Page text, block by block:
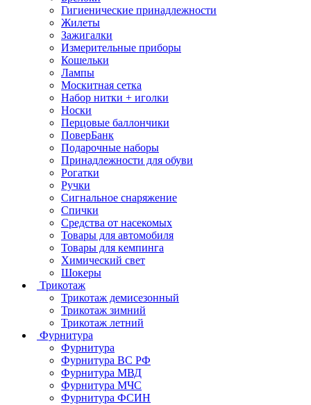
Гигиенические принадлежности
Жилеты
Зажигалки
Измерительные приборы
Кошельки
Лампы
Москитная сетка
Набор нитки + иголки
Носки
Перцовые баллончики
ПоверБанк
Подарочные наборы
Принадлежности для обуви
Рогатки
Ручки
Сигнальное снаряжение
Спички
Средства от насекомых
Товары для автомобиля
Товары для кемпинга
Химический свет
Шокеры
Трикотаж
Трикотаж демисезонный
Трикотаж зимний
Трикотаж летний
Фурнитура
Фурнитура
Фурнитура ВС РФ
Фурнитура МВД
Фурнитура МЧС
Фурнитура ФСИН